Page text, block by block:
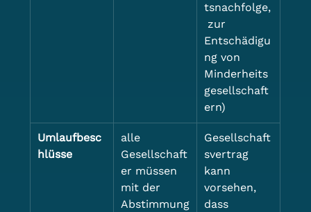
tsnachfolge,
zur
Entschädigu
ng von
Minderheits
gesellschaft
ern)
Umlaufbesc
hlüsse
alle
Gesellschaft
er müssen
mit der
Abstimmung
Gesellschaft
svertrag
kann
vorsehen,
dass